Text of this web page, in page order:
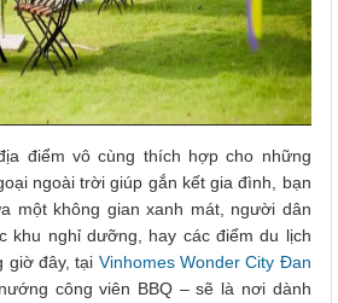
điểm vô cùng thích hợp cho những
ngoài trời giúp gắn kết gia đình, bạn
một không gian xanh mát, người dân
khu nghỉ dưỡng, hay các điểm du lịch
giờ đây, tại Vinhomes Wonder City Đan
công viên BBQ – sẽ là nơi dành